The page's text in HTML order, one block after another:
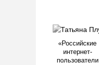
«Российские
интернет-
пользователи